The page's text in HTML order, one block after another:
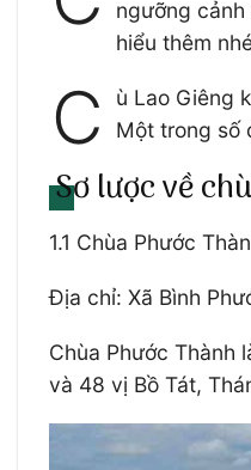
ngưỡng
hiểu thêm
C
ù Lao Giêng
Một trong số
Sơ lược về
1.1 Chùa Phước
Địa chỉ: Xã Bình
Chùa Phước Thành
và 48 vị Bồ Tát,